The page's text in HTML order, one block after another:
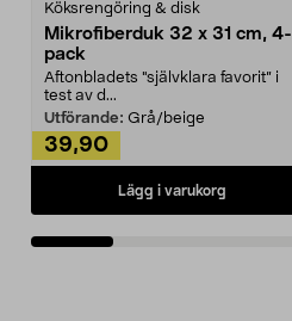
Köksrengöring & disk
Mikrofiberduk 32 x 31 cm, 4-
pack
Aftonbladets "självklara favorit” i
test av d...
Utförande: Grå/beige
39,90
Lägg i varukorg